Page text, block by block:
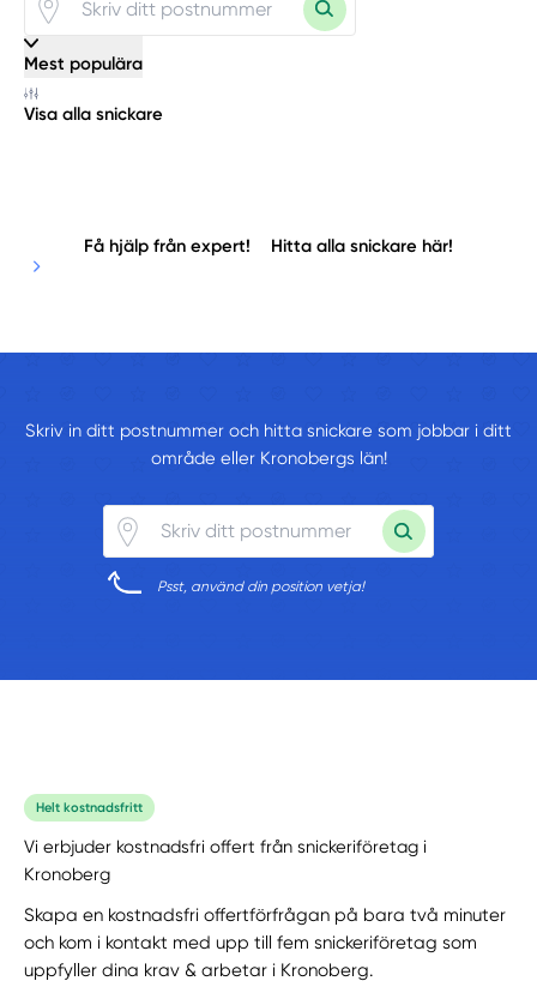
Mest populära
Visa alla snickare
Få hjälp från expert! Hitta alla snickare här!
Skriv in ditt postnummer och hitta snickare som jobbar i ditt
område eller Kronobergs län!
Psst, använd din position vetja!
Helt kostnadsfritt
Vi erbjuder kostnadsfri offert från snickeriföretag i
Kronoberg
Skapa en kostnadsfri offertförfrågan på bara två minuter
och kom i kontakt med upp till fem snickeriföretag som
uppfyller dina krav & arbetar i Kronoberg.